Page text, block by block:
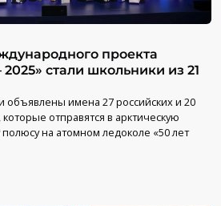
проекта
стали школьники из 21
имена 27 российских и 20
отправятся в арктическую
на атомном ледоколе «50 лет